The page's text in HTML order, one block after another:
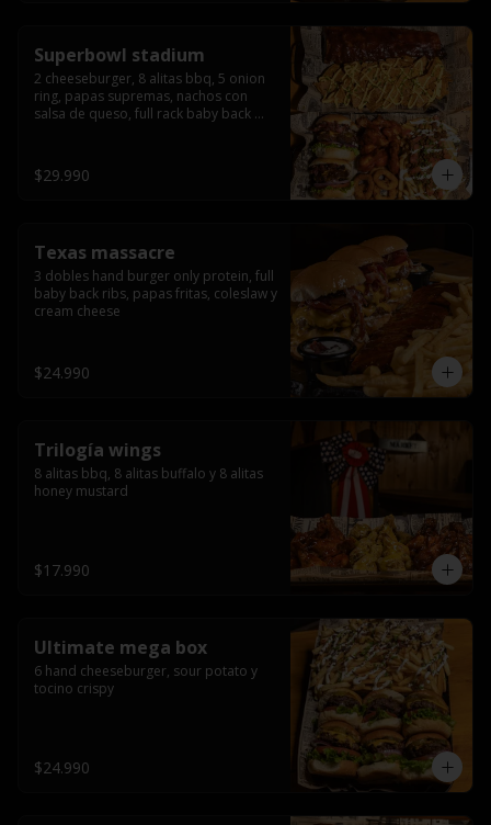
Superbowl stadium
2 cheeseburger, 8 alitas bbq, 5 onion
ring, papas supremas, nachos con
salsa de queso, full rack baby back
$29.990
Texas massacre
3 dobles hand burger only protein, full
baby back ribs, papas fritas, coleslaw y
cream cheese
$24.990
Trilogía wings
8 alitas bbq, 8 alitas buffalo y 8 alitas
honey mustard
$17.990
Ultimate mega box
6 hand cheeseburger, sour potato y
tocino crispy
$24.990